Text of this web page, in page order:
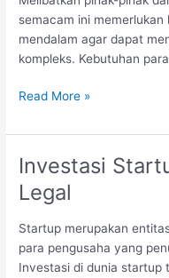
semacam ini
mendalam agar dapat
kompleks. Kebutuhan para
Kontrak
Beli
Internasional
Read More »
Investasi
Legal
Startup merupakan
para pengusaha yang
Investasi di dunia startup